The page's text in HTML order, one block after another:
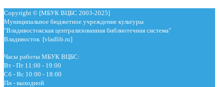
Copyright © [МБУК ВЦБС 2003-2025]
Муниципальное бюджетное учреждение культуры
"Владивостокская централизованная библиотечная система"
Владивосток [vladlib.ru]
Часы работы МБУК ВЦБС:
Вт - Пт 11:00 - 19:00
Сб - Вс 10:00 - 18:00
Пн - выходной